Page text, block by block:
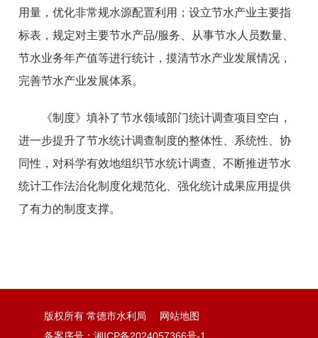
用量，优化非常规水源配置利用；设立节水产业主要指
标表，规定对主要节水产品/服务、从事节水人员数量、
节水业务年产值等进行统计，摸清节水产业发展情况，
完善节水产业发展体系。
《制度》填补了节水领域部门统计调查项目空白，
进一步提升了节水统计调查制度的整体性、系统性、协
同性，对科学有效地组织节水统计调查、不断推进节水
统计工作法治化制度化规范化、强化统计成果应用提供
了有力的制度支撑。
版权所有 常德市水利局
网站地图